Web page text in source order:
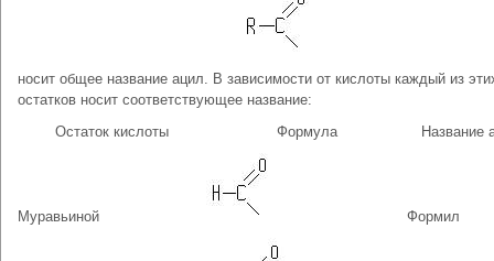
носит общее название ацил. В зависимости от кислоты каждый из
остатков носит соответствующее название:
Остаток кислоты
Формула Название
Муравьиной Формил